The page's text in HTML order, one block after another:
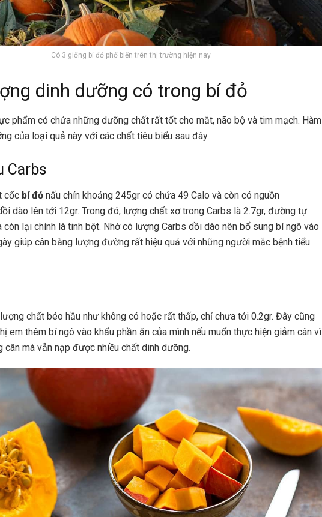
Có 3 giống bí đỏ phổ biến trên thị trường hiện nay
dinh dưỡng có trong bí đỏ
phẩm có chứa những dưỡng chất rất tốt cho mắt, não bộ và tim mạch. Hàm
của loại quả này với các chất tiêu biểu sau đây.
Carbs
cốc bí đỏ nấu chín khoảng 245gr có chứa 49 Calo và còn có nguồn
dào lên tới 12gr. Trong đó, lượng chất xơ trong Carbs là 2.7gr, đường tự
còn lại chính là tinh bột. Nhờ có lượng Carbs dồi dào nên bổ sung bí ngô vào
giúp cân bằng lượng đường rất hiệu quả với những người mắc bệnh tiểu
chất béo hầu như không có hoặc rất thấp, chỉ chưa tới 0.2gr. Đây cũng
em thêm bí ngô vào khẩu phần ăn của mình nếu muốn thực hiện giảm cân vì
cân mà vẫn nạp được nhiều chất dinh dưỡng.